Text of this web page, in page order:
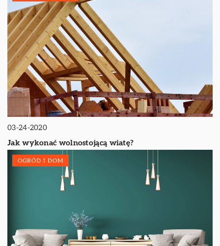
03-24-2020
Jak wykonać wolnostojącą wiatę?
OGRÓD I DOM